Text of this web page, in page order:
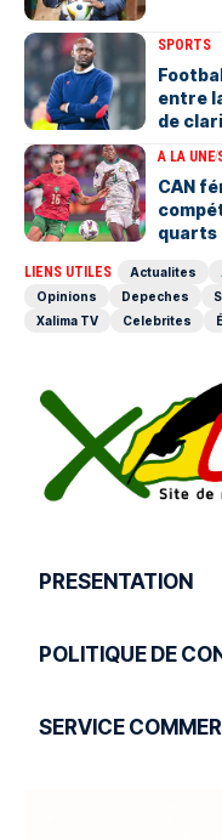
SPORTS
entre
de
A LA UNE
‎CAN
quarts
LIENS UTILES Actualites
Opinions
Depeches
Xalima TV
Celebrites
PRESENTATION
POLITIQUE DE
SERVICE